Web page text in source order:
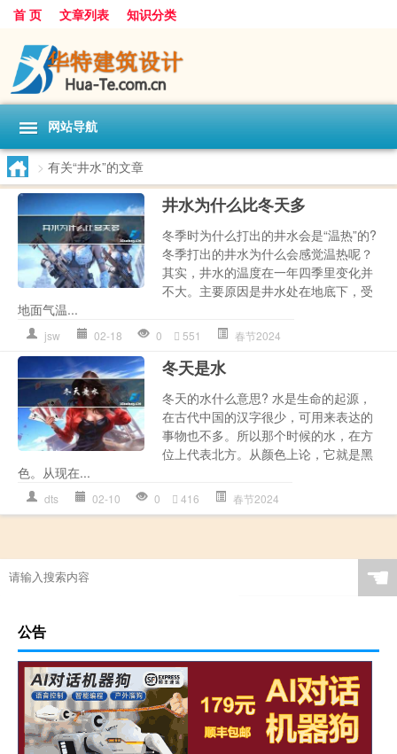
首 页 文章列表 知识分类
网站导航
> 有关“井水”的文章
井水为什么比冬天多
冬季时为什么打出的井水会是“温热”的?
冬季打出的井水为什么会感觉温热呢？
其实，井水的温度在一年四季里变化并
不大。主要原因是井水处在地底下，受
地面气温...
jsw 02-18 0 551 春节2024
冬天是水
冬天的水什么意思? 水是生命的起源，
在古代中国的汉字很少，可用来表达的
事物也不多。所以那个时候的水，在方
位上代表北方。从颜色上论，它就是黑
色。从现在...
dts 02-10 0 416 春节2024
☚
公告